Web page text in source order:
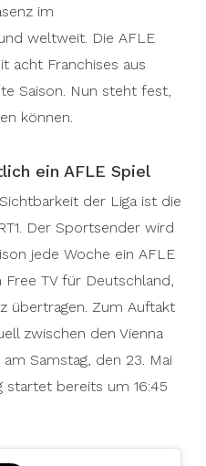
im
weltweit. Die AFLE
acht Franchises aus
Saison. Nun steht fest,
können.
ein AFLE Spiel
der Liga ist die
Der Sportsender wird
jede Woche ein AFLE
TV für Deutschland,
übertragen. Zum Auftakt
zwischen den Vienna
Samstag, den 23. Mai
startet bereits um 16:45